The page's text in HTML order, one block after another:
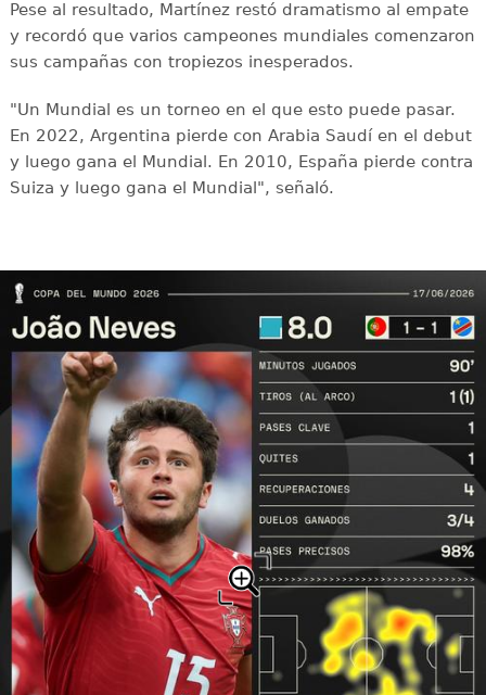
Pese al resultado, Martínez restó dramatismo al empate
y recordó que varios campeones mundiales comenzaron
sus campañas con tropiezos inesperados.
"Un Mundial es un torneo en el que esto puede pasar.
En 2022, Argentina pierde con Arabia Saudí en el debut
y luego gana el Mundial. En 2010, España pierde contra
Suiza y luego gana el Mundial", señaló.